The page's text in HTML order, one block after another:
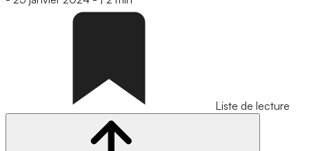
Liste de lecture